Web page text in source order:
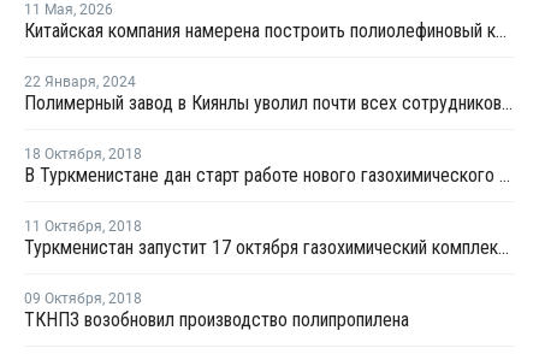
11 Мая, 2026
Китайская компания намерена построить полиолефиновый комплекс в Туркменистане
22 Января, 2024
Полимерный завод в Киянлы уволил почти всех сотрудников и приостановил свою деятельность
18 Октября, 2018
В Туркменистане дан старт работе нового газохимического комплекса
11 Октября, 2018
Туркменистан запустит 17 октября газохимический комплекс стоимостью более USD3,4 млрд
09 Октября, 2018
ТКНПЗ возобновил производство полипропилена